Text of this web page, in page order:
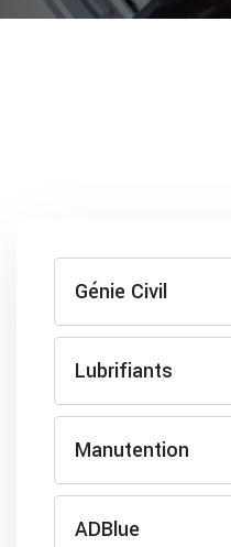
Génie Civil
Lubrifiants
Manutention
ADBlue